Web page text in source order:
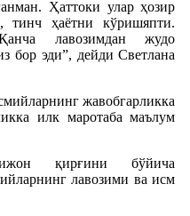
Ҳаттоки улар ҳозир
тинч ҳаётни кўришяпти.
лавозимдан жудо
бор эди”, дейди Светлана
жавобгарликка
илк маротаба маълум
қирғини бўйича
лавозими ва исм